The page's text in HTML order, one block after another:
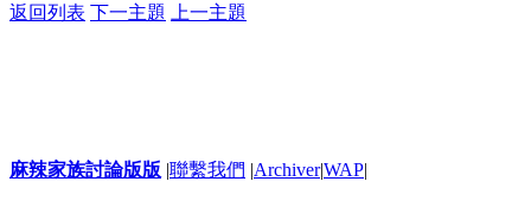
返回列表 下一主題 上一主題
麻辣家族討論版版 |聯繫我們 |Archiver|WAP|